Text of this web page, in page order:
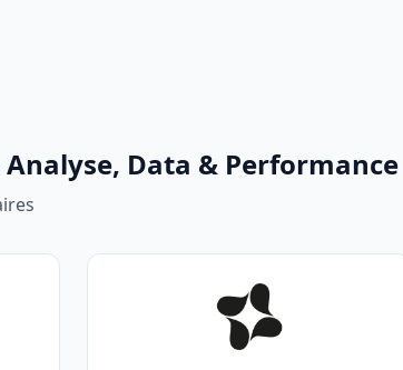
Data & Performance